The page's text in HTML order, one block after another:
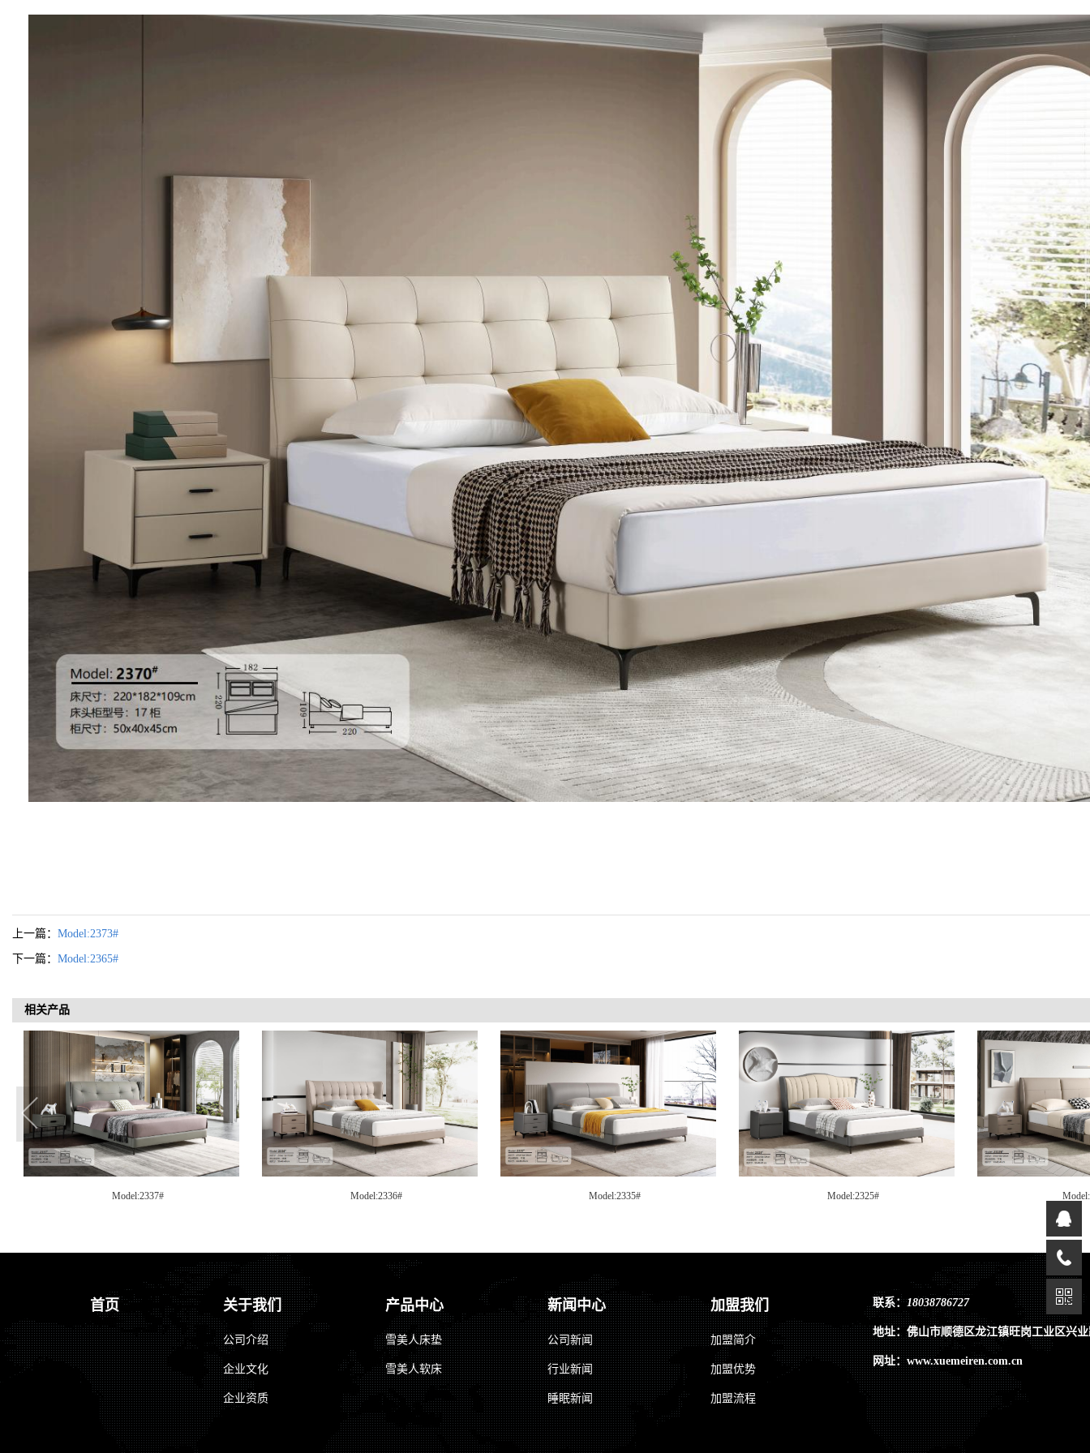
上一篇： Model:2373#
下一篇： Model:2365#
相关产品
Model:2335# Model:2325# Model:2322B# Model:2321#
首页 关于我们
公司介绍
企业文化
企业资质
产品中心
雪美人床垫
雪美人软床
新闻中心
公司新闻
行业新闻
睡眠新闻
加盟我们
加盟简介
加盟优势
加盟流程
联系：18038786727
地址：佛山市顺德区龙江镇旺岗工业区兴
网址：www.xuemeiren.com.cn